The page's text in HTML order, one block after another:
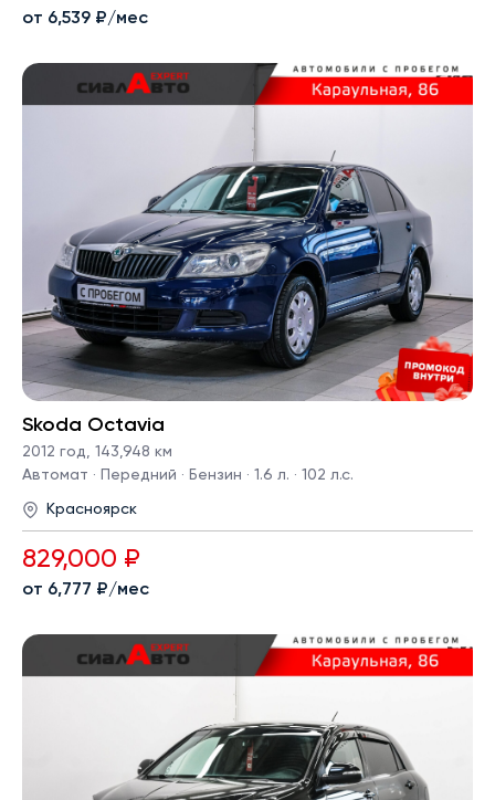
от 6,539 ₽/мес
Skoda Octavia
2012 год, 143,948 км
Автомат · Передний · Бензин · 1.6 л. · 102 л.с.
Красноярск
829,000 ₽
от 6,777 ₽/мес